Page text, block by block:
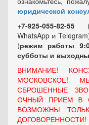
юридической
+7-925-055-82-55
WhatsApp и
(режим работы
субботы и
ВНИМАНИЕ!
МОСКОВСКОЕ!
СБРОШЕННЫЕ
ОЧНЫЙ ПРИЕМ В
ВОЗМОЖНЫ
ДОГОВОРЕННОСТИ!